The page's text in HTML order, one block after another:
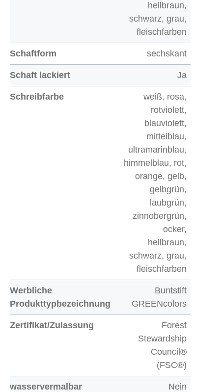
hellbraun,
schwarz, grau,
fleischfarben
Schaftform sechskant
Schaft lackiert Ja
Schreibfarbe
weiß, rosa,
rotviolett,
blauviolett,
mittelblau,
ultramarinblau,
himmelblau, rot,
orange, gelb,
gelbgrün,
laubgrün,
zinnobergrün,
ocker,
hellbraun,
schwarz, grau,
fleischfarben
Werbliche
Produkttypbezeichnung
Buntstift
GREENcolors
Zertifikat/Zulassung
Forest
Stewardship
Council®
(FSC®)
wasservermalbar Nein